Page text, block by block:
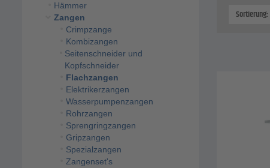
Hämmer
Zangen
Crimpzange
Kombizangen
Seitenschneider und
Kopfschneider
Flachzangen
Elektrikerzangen
Wasserpumpenzangen
Rohrzangen
Sprengringzangen
Gripzangen
Spezialzangen
Zangenset's